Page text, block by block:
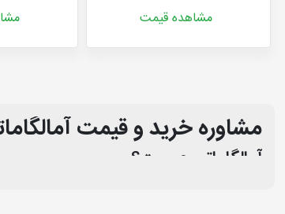
مشاهده قیمت
مشاوره خرید و قیمت
آمالگاماتور چیست؟
از این دستگاه آمالگاماتور برای پرکردن دندان با موادی